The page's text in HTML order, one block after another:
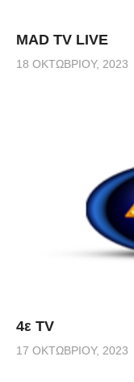
MAD TV LIVE
18 ΟΚΤΩΒΡΊΟΥ, 2023
4ε TV
17 ΟΚΤΩΒΡΊΟΥ, 2023